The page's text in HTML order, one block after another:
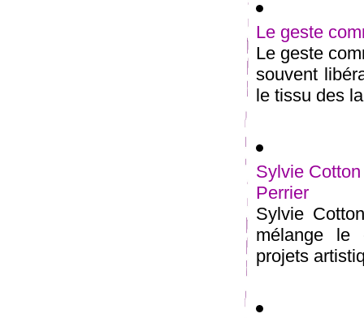
Le geste
Le geste
souvent
le tissu des
Sylvie
Perrier
Sylvie
mélange le
projets